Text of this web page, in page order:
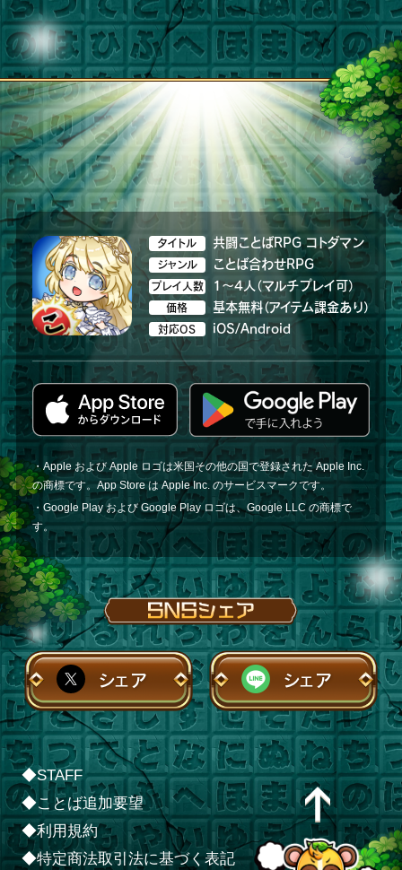
タイトル 共闘ことばRPG コトダマン
ジャンル ことば合わせRPG
プレイ人数 1～4人（マルチプレイ可）
価格 基本無料（アイテム課金あり）
対応OS iOS/Android
・Apple および Apple ロゴは米国その他の国で登録された Apple Inc.
の商標です。App Store は Apple Inc. のサービスマークです。
・Google Play および Google Play ロゴは、Google LLC の商標で
す。
シェア シェア
◆STAFF
◆ことば追加要望
◆利用規約
◆特定商法取引法に基づく表記